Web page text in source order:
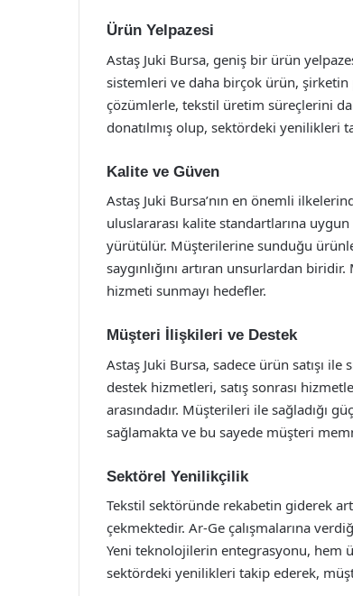
Ürün Yelpazesi
Astaş Juki Bursa, geniş bir ürün
sistemleri ve daha birçok ürün,
çözümlerle, tekstil üretim süreçlerini
donatılmış olup, sektördeki yenilikleri
Kalite ve Güven
Astaş Juki Bursa’nın en önemli
uluslararası kalite standartlarına
yürütülür. Müşterilerine sunduğu
saygınlığını artıran unsurlardan
hizmeti sunmayı hedefler.
Müşteri İlişkileri ve Destek
Astaş Juki Bursa, sadece ürün satışı
destek hizmetleri, satış sonrası
arasındadır. Müşterileri ile sağladığı
sağlamakta ve bu sayede müşteri
Sektörel Yenilikçilik
Tekstil sektöründe rekabetin giderek
çekmektedir. Ar-Ge çalışmalarına
Yeni teknolojilerin entegrasyonu, hem
sektördeki yenilikleri takip ederek,